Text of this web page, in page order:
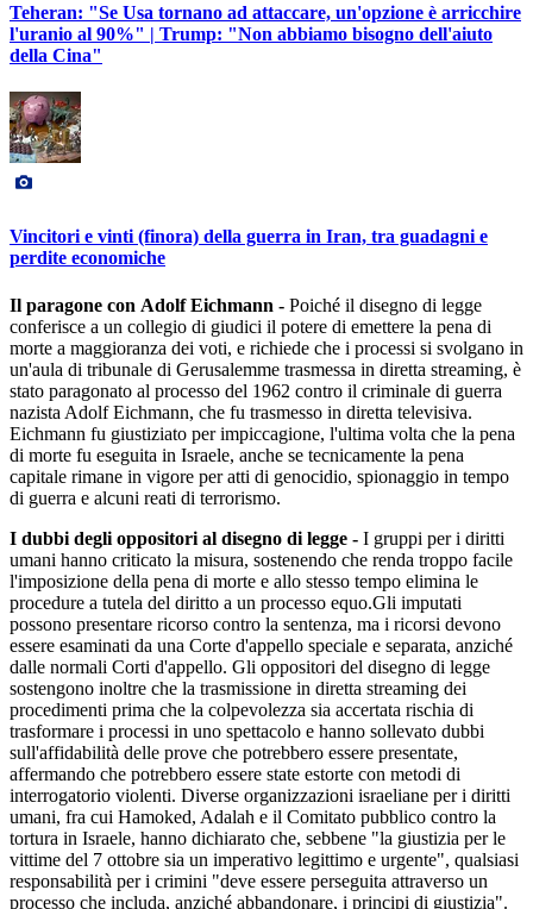
Teheran: "Se Usa tornano ad attaccare, un'opzione è arricchire
l'uranio al 90%" | Trump: "Non abbiamo bisogno dell'aiuto
della Cina"
Vincitori e vinti (finora) della guerra in Iran, tra guadagni e
perdite economiche
Il paragone con Adolf Eichmann - Poiché il disegno di legge
conferisce a un collegio di giudici il potere di emettere la pena di
morte a maggioranza dei voti, e richiede che i processi si svolgano in
un'aula di tribunale di Gerusalemme trasmessa in diretta streaming, è
stato paragonato al processo del 1962 contro il criminale di guerra
nazista Adolf Eichmann, che fu trasmesso in diretta televisiva.
Eichmann fu giustiziato per impiccagione, l'ultima volta che la pena
di morte fu eseguita in Israele, anche se tecnicamente la pena
capitale rimane in vigore per atti di genocidio, spionaggio in tempo
di guerra e alcuni reati di terrorismo.
I dubbi degli oppositori al disegno di legge - I gruppi per i diritti
umani hanno criticato la misura, sostenendo che renda troppo facile
l'imposizione della pena di morte e allo stesso tempo elimina le
procedure a tutela del diritto a un processo equo.Gli imputati
possono presentare ricorso contro la sentenza, ma i ricorsi devono
essere esaminati da una Corte d'appello speciale e separata, anziché
dalle normali Corti d'appello. Gli oppositori del disegno di legge
sostengono inoltre che la trasmissione in diretta streaming dei
procedimenti prima che la colpevolezza sia accertata rischia di
trasformare i processi in uno spettacolo e hanno sollevato dubbi
sull'affidabilità delle prove che potrebbero essere presentate,
affermando che potrebbero essere state estorte con metodi di
interrogatorio violenti. Diverse organizzazioni israeliane per i diritti
umani, fra cui Hamoked, Adalah e il Comitato pubblico contro la
tortura in Israele, hanno dichiarato che, sebbene "la giustizia per le
vittime del 7 ottobre sia un imperativo legittimo e urgente", qualsiasi
responsabilità per i crimini "deve essere perseguita attraverso un
processo che includa, anziché abbandonare, i principi di giustizia".